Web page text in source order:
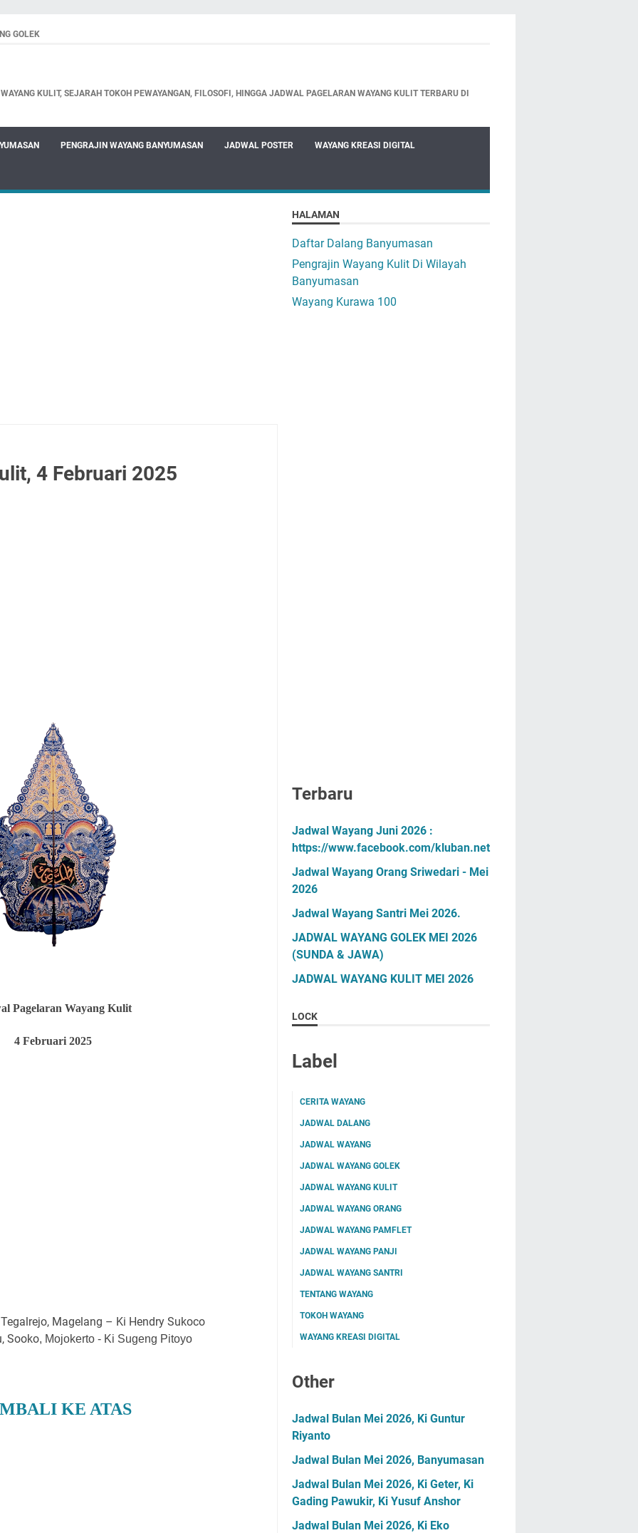
GOLEK
KULIT, SEJARAH TOKOH PEWAYANGAN, FILOSOFI, HINGGA JADWAL PAGELARAN WAYANG KULIT TERBARU DI
PENGRAJIN WAYANG BANYUMASAN JADWAL POSTER WAYANG KREASI DIGITAL
4 Februari 2025
Pagelaran Wayang Kulit
4Februari 2025
Magelang – Ki Hendry Sukoco
Sooko, Mojokerto - Ki Sugeng Pitoyo
KE ATAS
HALAMAN
Daftar Dalang Banyumasan
Pengrajin Wayang Kulit Di Wilayah
Banyumasan
Wayang Kurawa 100
Terbaru
Jadwal Wayang Juni 2026 :
https://www.facebook.com/kluban.net
Jadwal Wayang Orang Sriwedari - Mei
2026
Jadwal Wayang Santri Mei 2026.
JADWAL WAYANG GOLEK MEI 2026
(SUNDA & JAWA)
JADWAL WAYANG KULIT MEI 2026
LOCK
Label
CERITA WAYANG
JADWAL DALANG
JADWAL WAYANG
JADWAL WAYANG GOLEK
JADWAL WAYANG KULIT
JADWAL WAYANG ORANG
JADWAL WAYANG PAMFLET
JADWAL WAYANG PANJI
JADWAL WAYANG SANTRI
TENTANG WAYANG
TOKOH WAYANG
WAYANG KREASI DIGITAL
Other
Jadwal Bulan Mei 2026, Ki Guntur
Riyanto
Jadwal Bulan Mei 2026, Banyumasan
Jadwal Bulan Mei 2026, Ki Geter, Ki
Gading Pawukir, Ki Yusuf Anshor
Jadwal Bulan Mei 2026, Ki Eko